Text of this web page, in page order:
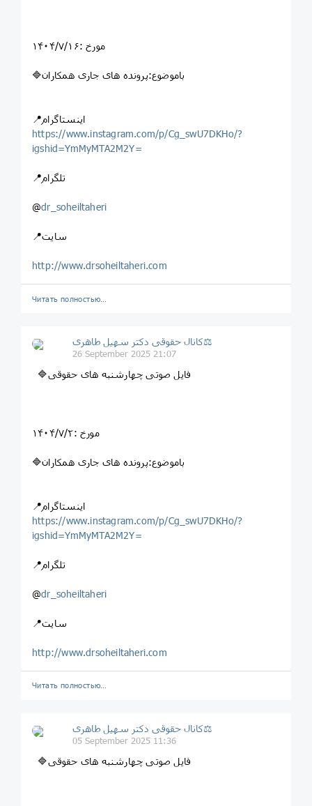
مورخ :۱۴۰۴/۷/۱۶
🔷باموضوع:پرونده های جاری همکاران
📍اینستاگرام
https://www.instagram.com/p/Cg_swU7DKHo/?
igshid=YmMyMTA2M2Y=
📍تلگرام
@dr_soheiltaheri
📍سایت
http://www.drsoheiltaheri.com
Читать полностью…
کانال حقوقی دکتر سهيل طاهری⚖
26 September 2025 21:07
🔷فایل صوتی چهارشنبه های حقوقی
مورخ :۱۴۰۴/۷/۲
🔷باموضوع:پرونده های جاری همکاران
📍اینستاگرام
https://www.instagram.com/p/Cg_swU7DKHo/?
igshid=YmMyMTA2M2Y=
📍تلگرام
@dr_soheiltaheri
📍سایت
http://www.drsoheiltaheri.com
Читать полностью…
کانال حقوقی دکتر سهيل طاهری⚖
05 September 2025 11:36
🔷فایل صوتی چهارشنبه های حقوقی